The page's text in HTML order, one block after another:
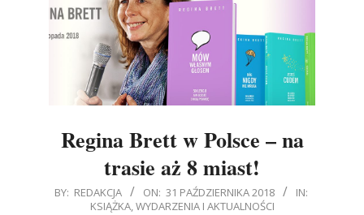
Regina Brett w Polsce – na
trasie aż 8 miast!
2018-
BY: REDAKCJA ON: 31 PAŹDZIERNIKA 2018
IN:
KSIĄŻKA, WYDARZENIA I AKTUALNOŚCI